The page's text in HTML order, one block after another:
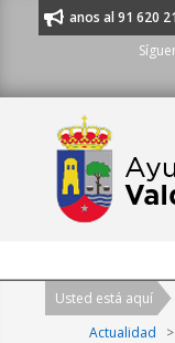
- Llámanos al 91 620
Navigation
Usted está aquí
Actualidad
>